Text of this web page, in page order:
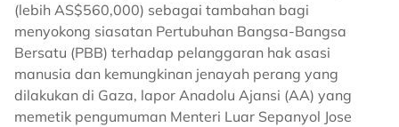
(lebih AS$560,000) sebagai tambahan bagi
menyokong siasatan Pertubuhan Bangsa-Bangsa
Bersatu (PBB) terhadap pelanggaran hak asasi
manusia dan kemungkinan jenayah perang yang
dilakukan di Gaza, lapor Anadolu Ajansi (AA) yang
memetik pengumuman Menteri Luar Sepanyol Jose